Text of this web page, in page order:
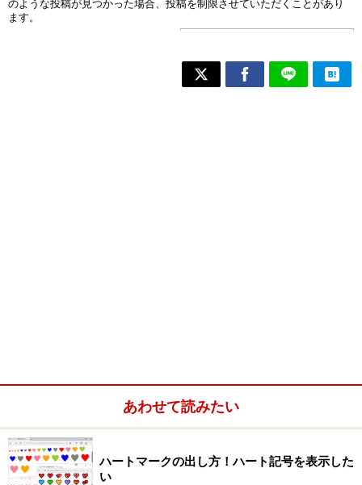
あわせて読みたい
ハートマークの出し方！ハート記号を表示した
い